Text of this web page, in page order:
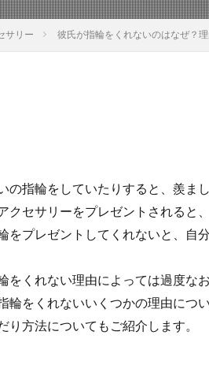
サリー 彼氏が指輪をくれないのはなぜ？
の指輪をしていたりすると、羨ま
クセサリーをプレゼントされると
をプレゼントしてくれないと、自
をくれない理由によっては過度な
輪をくれないいくつかの理由につ
り方法についてもご紹介します。